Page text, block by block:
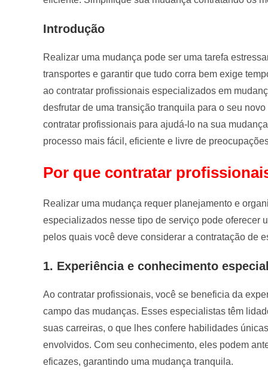
Introdução
Realizar uma mudança pode ser uma tarefa
transportes e garantir que tudo corra bem exige
ao contratar profissionais especializados em
desfrutar de uma transição tranquila para o seu
contratar profissionais para ajudá-lo na sua
processo mais fácil, eficiente e livre de
Por que contratar
Realizar uma mudança requer planejamento e
especializados nesse tipo de serviço pode oferecer
pelos quais você deve considerar a contratação de
1. Experiência e conhecimento
Ao contratar profissionais, você se beneficia da
campo das mudanças. Esses especialistas têm
suas carreiras, o que lhes confere habilidades
envolvidos. Com seu conhecimento, eles podem
eficazes, garantindo uma mudança tranquila.